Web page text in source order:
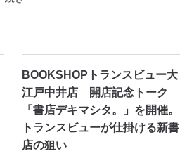
BOOKSHOPトランスビュー大
江戸中井店 開店記念トーク
「書店デキマシタ。」を開催。
トランスビューが仕掛ける新書
店の狙い